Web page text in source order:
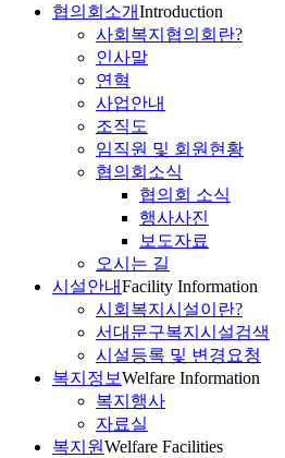
협의회소개Introduction
사회복지협의회란?
인사말
연혁
사업안내
조직도
임직원 및 회원현황
협의회소식
협의회 소식
행사사진
보도자료
오시는 길
시설안내Facility Information
시회복지시설이란?
서대문구복지시설검색
시설등록 및 변경요청
복지정보Welfare Information
복지행사
자료실
복지원Welfare Facilities